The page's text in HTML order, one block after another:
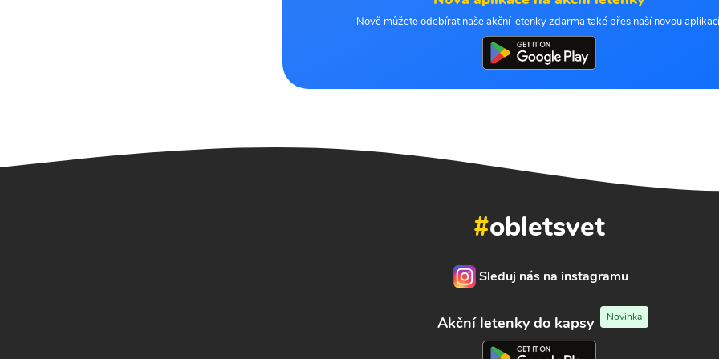
Nově můžete odebírat naše akční letenky zdarma také přes naší novou
#obletsvet
Sleduj nás na instagramu
Akční letenky do kapsy Novinka